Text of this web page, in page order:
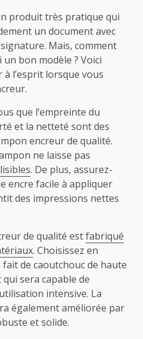
produit très pratique qui
un document avec
Mais, comment
bon modèle ? Voici
l’esprit lorsque vous
que l’empreinte du
et la netteté sont des
encreur de qualité.
ne laisse pas
. De plus, assurez-
encre facile à appliquer
des impressions nettes
de qualité estfabriqué
. Choisissez en
de caoutchouc de haute
sera capable de
intensive. La
également améliorée par
et solide.